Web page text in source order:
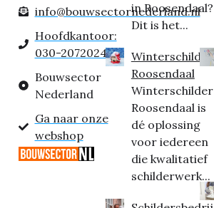
info@bouwsectornederland.nl
Hoofdkantoor:
030-2072024
Bouwsector
Nederland
Ga naar onze
webshop
in Roosendaal?
Dit is het...
Winterschilder
Roosendaal
Winterschilder
Roosendaal is
dé oplossing
voor iedereen
die kwalitatief
schilderwerk...